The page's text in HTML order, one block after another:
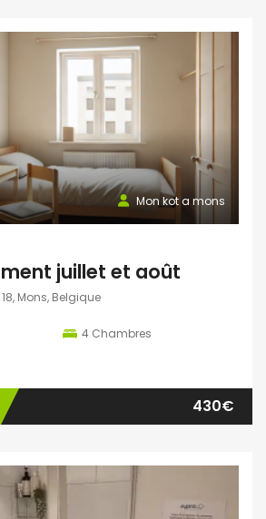
Mon kot a mons
juillet et août
Mons, Belgique
4 Chambres
430€